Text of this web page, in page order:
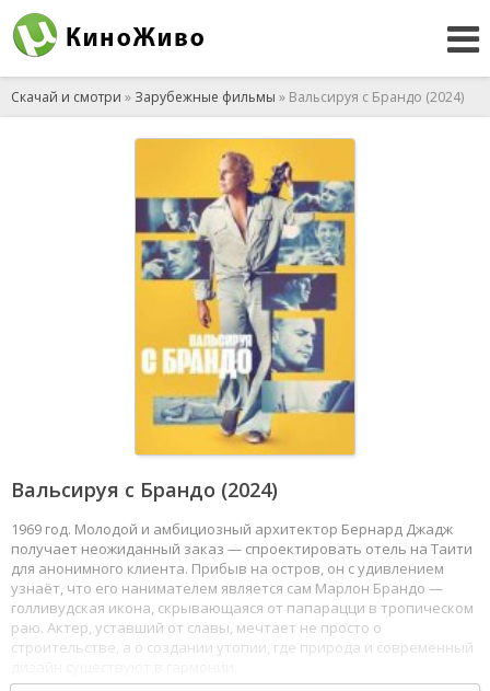
Скачай и смотри » Зарубежные фильмы » Вальсируя с Брандо (2024)
Вальсируя с Брандо (2024)
1969 год. Молодой и амбициозный архитектор Бернард Джадж
получает неожиданный заказ — спроектировать отель на Таити
для анонимного клиента. Прибыв на остров, он с удивлением
узнаёт, что его нанимателем является сам Марлон Брандо —
голливудская икона, скрывающаяся от папарацци в тропическом
раю. Актер, уставший от славы, мечтает не просто о
строительстве, а о создании утопии, где природа и современный